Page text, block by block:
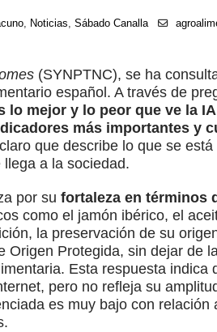
, Noticias, Sábado Canalla
(SYNPTNC), se ha
español. A través de
lo mejor y lo peor que ve la
más importantes y
que describe lo que se
a la sociedad.
por su fortaleza en términos
como el jamón ibérico, el
la preservación de su
Protegida, sin dejar de
Esta respuesta indica
pero no refleja su
es muy bajo con relación